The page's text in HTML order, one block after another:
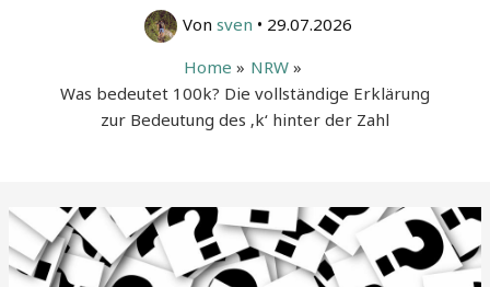
Von sven • 29.07.2026
Home
NRW
Was bedeutet 100k? Die vollständige Erklärung
zur Bedeutung des ‚k‘ hinter der Zahl